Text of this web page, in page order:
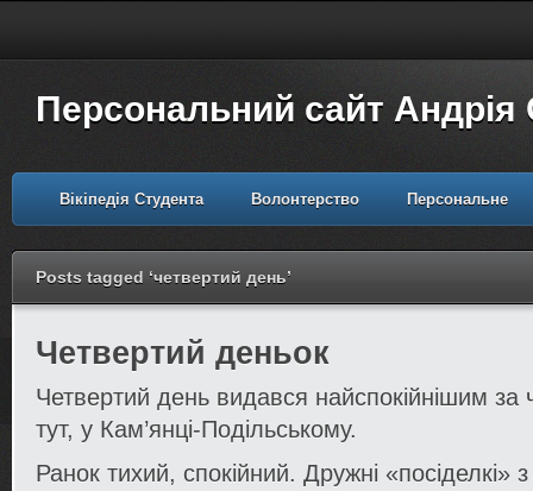
Персональний сайт Андрія
Вікіпедія Студента Волонтерство Персональне
Posts tagged ‘четвертий день’
Четвертий деньок
Четвертий день видався найспокійнішим за
тут, у Кам’янці-Подільському.
Ранок тихий, спокійний. Дружні «посіделкі»